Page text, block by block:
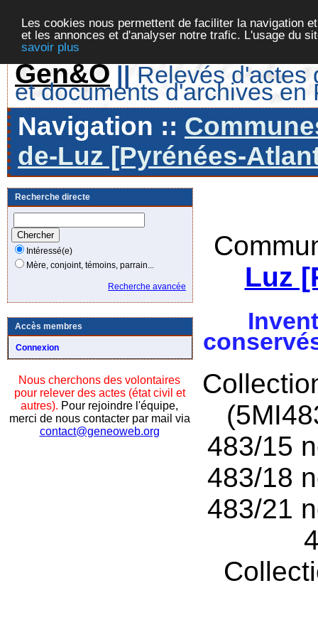
Les cookies nous permettent de faciliter la navigation
et les annonces et d'analyser notre trafic. L'usage du
savoir plus
Gen&O || Relevés d'actes
et documents d'archives en
Navigation ::
de-Luz [Pyrénées-
Recherche directe
Intéressé(e)
Mère, conjoint, témoins, parrain...
Recherche avancée
Accès membres
Connexion
Nous cherchons des volontaires
pour relever des actes (état civil et
autres). Pour rejoindre l'équipe,
merci de nous contacter par mail via
contact@geneoweb.org
Luz
483/15
483/18
483/21